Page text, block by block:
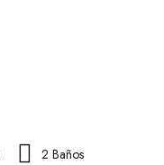
2 Baños